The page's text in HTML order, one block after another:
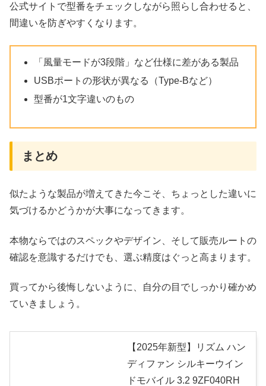
公式サイトで型番をチェックしながら照らし合わせると、
間違いを防ぎやすくなります。
「風量モードが3段階」など仕様に差がある製品
USBポートの形状が異なる（Type-Bなど）
型番が1文字違いのもの
まとめ
似たような製品が増えてきた今こそ、ちょっとした違いに
気づけるかどうかが大事になってきます。
本物ならではのスペックやデザイン、そして販売ルートの
確認を意識するだけでも、選ぶ精度はぐっと高まります。
買ってから後悔しないように、自分の目でしっかり確かめ
ていきましょう。
【2025年新型】リズム ハン
ディファン シルキーウイン
ドモバイル 3.2 9ZF040RH